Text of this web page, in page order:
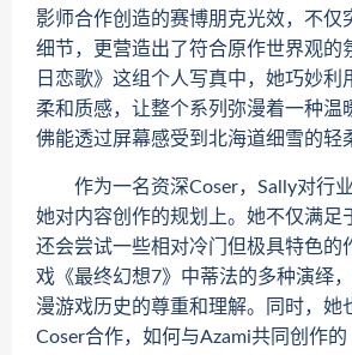
影师合作创造的赛博朋克光效，不仅
细节，更营造出了符合原作世界观的
日恋歌》这组个人写真中，她巧妙利
柔和质感，让整个系列弥漫着一种温
佛能透过屏幕感受到北海道细雪的轻
作为一名资深Coser，Sally对行业
她对内容创作的规划上。她不仅满足
还会尝试一些相对冷门但极具特色的
戏《最终幻想7》中蒂法的多种演绎
漫游戏历史的尊重和理解。同时，她
Coser合作，如何与Azami共同创作的